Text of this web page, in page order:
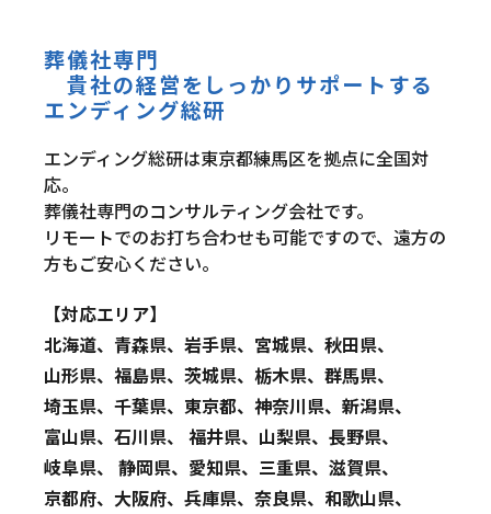
葬儀社専門
貴社の経営をしっかりサポートする
エンディング総研
エンディング総研は東京都練馬区を拠点に全国対
応。
葬儀社専門のコンサルティング会社です。
リモートでのお打ち合わせも可能ですので、遠方の
方もご安心ください。
【対応エリア】
北海道、青森県、岩手県、宮城県、秋田県、
山形県、福島県、茨城県、栃木県、群馬県、
埼玉県、千葉県、東京都、神奈川県、新潟県、
富山県、石川県、 福井県、山梨県、長野県、
岐阜県、 静岡県、愛知県、三重県、滋賀県、
京都府、大阪府、兵庫県、奈良県、和歌山県、